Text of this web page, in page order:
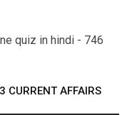
quiz in hindi - 746
CURRENT AFFAIRS